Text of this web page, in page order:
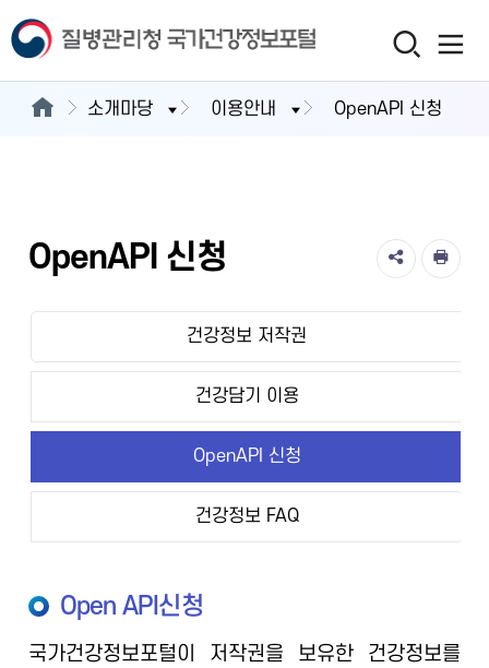
소개마당 이용안내 OpenAPI 신청
OpenAPI 신청
건강정보 저작권
건강담기 이용
OpenAPI 신청
건강정보 FAQ
Open API신청
국가건강정보포털이 저작권을 보유한 건강정보를